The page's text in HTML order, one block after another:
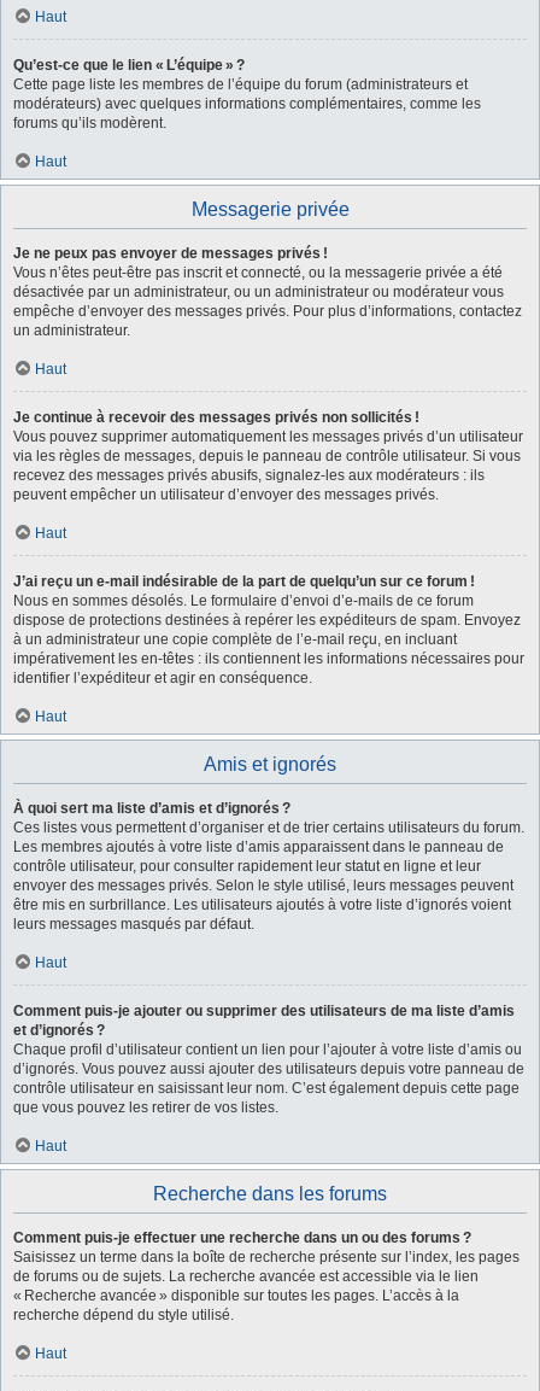
Haut
Qu’est-ce que le lien « L’équipe » ?
Cette page liste les membres de l’équipe du forum (administrateurs et
modérateurs) avec quelques informations complémentaires, comme les
forums qu’ils modèrent.
Haut
Messagerie privée
Je ne peux pas envoyer de messages privés !
Vous n’êtes peut-être pas inscrit et connecté, ou la messagerie privée a été
désactivée par un administrateur, ou un administrateur ou modérateur vous
empêche d’envoyer des messages privés. Pour plus d’informations, contactez
un administrateur.
Haut
Je continue à recevoir des messages privés non sollicités !
Vous pouvez supprimer automatiquement les messages privés d’un utilisateur
via les règles de messages, depuis le panneau de contrôle utilisateur. Si vous
recevez des messages privés abusifs, signalez-les aux modérateurs : ils
peuvent empêcher un utilisateur d’envoyer des messages privés.
Haut
J’ai reçu un e-mail indésirable de la part de quelqu’un sur ce forum !
Nous en sommes désolés. Le formulaire d’envoi d’e-mails de ce forum
dispose de protections destinées à repérer les expéditeurs de spam. Envoyez
à un administrateur une copie complète de l’e-mail reçu, en incluant
impérativement les en-têtes : ils contiennent les informations nécessaires pour
identifier l’expéditeur et agir en conséquence.
Haut
Amis et ignorés
À quoi sert ma liste d’amis et d’ignorés ?
Ces listes vous permettent d’organiser et de trier certains utilisateurs du forum.
Les membres ajoutés à votre liste d’amis apparaissent dans le panneau de
contrôle utilisateur, pour consulter rapidement leur statut en ligne et leur
envoyer des messages privés. Selon le style utilisé, leurs messages peuvent
être mis en surbrillance. Les utilisateurs ajoutés à votre liste d’ignorés voient
leurs messages masqués par défaut.
Haut
Comment puis-je ajouter ou supprimer des utilisateurs de ma liste d’amis
et d’ignorés ?
Chaque profil d’utilisateur contient un lien pour l’ajouter à votre liste d’amis ou
d’ignorés. Vous pouvez aussi ajouter des utilisateurs depuis votre panneau de
contrôle utilisateur en saisissant leur nom. C’est également depuis cette page
que vous pouvez les retirer de vos listes.
Haut
Recherche dans les forums
Comment puis-je effectuer une recherche dans un ou des forums ?
Saisissez un terme dans la boîte de recherche présente sur l’index, les pages
de forums ou de sujets. La recherche avancée est accessible via le lien
« Recherche avancée » disponible sur toutes les pages. L’accès à la
recherche dépend du style utilisé.
Haut